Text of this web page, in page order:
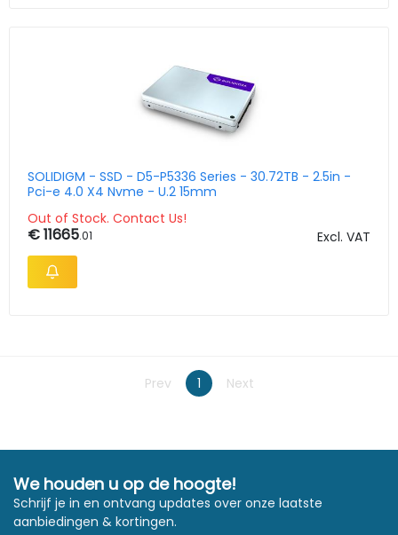
SOLIDIGM - SSD - D5-P5336 Series - 30.72TB - 2.5in -
Pci-e 4.0 X4 Nvme - U.2 15mm
Out of Stock. Contact Us!
€ 11665.01 Excl. VAT
Prev 1 Next
We houden u op de hoogte!
Schrijf je in en ontvang updates over onze laatste
aanbiedingen & kortingen.